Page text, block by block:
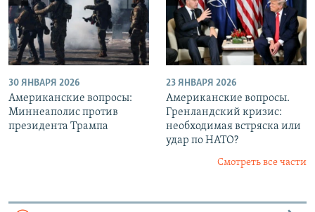
30 ЯНВАРЯ 2026
Американские вопросы:
Миннеаполис против
президента Трампа
23 ЯНВАРЯ 2026
Американские вопросы.
Гренландский кризис:
необходимая встряска или
удар по НАТО?
Смотреть все части